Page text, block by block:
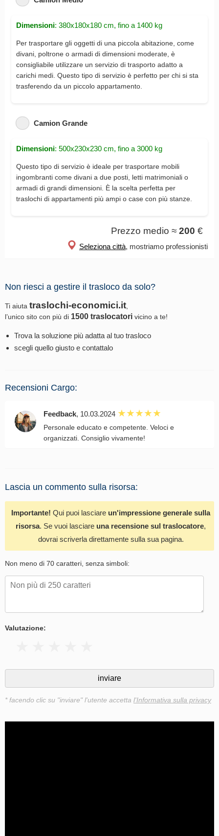
Dimensioni: 380x180x180 cm, fino a 1400 kg
Per trasportare gli oggetti di una piccola abitazione, come
divani, poltrone o armadi di dimensioni moderate, è
consigliabile utilizzare un servizio di trasporto adatto a
carichi medi. Questo tipo di servizio è perfetto per chi si sta
trasferendo da un piccolo appartamento.
Camion Grande
Dimensioni: 500x230x230 cm, fino a 3000 kg
Questo tipo di servizio è ideale per trasportare mobili
ingombranti come divani a due posti, letti matrimoniali o
armadi di grandi dimensioni. È la scelta perfetta per
traslochi di appartamenti più ampi o case con più stanze.
Prezzo medio ≈ 200 €
Seleziona città, mostriamo professionisti
Non riesci a gestire il trasloco da solo?
Ti aiuta traslochi-economici.it
l’unico sito con più di 1500 traslocatori vicino a te!
Trova la soluzione più adatta al tuo trasloco
scegli quello giusto e contattalo
Recensioni Cargo:
Feedback, 10.03.2024
Personale educato e competente. Veloci e
organizzati. Consiglio vivamente!
Lascia un commento sulla risorsa:
Importante! Qui puoi lasciare un'impressione generale sulla
risorsa. Se vuoi lasciare una recensione sul traslocatore,
dovrai scriverla direttamente sulla sua pagina.
Non meno di 70 caratteri, senza simboli:
Valutazione:
* facendo clic su "inviare" l'utente accetta l'Informativa sulla privacy